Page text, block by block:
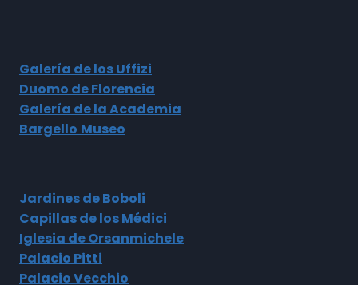
Galería de los Uffizi
Duomo de Florencia
Galería de la Academia
Bargello Museo
Jardines de Boboli
Capillas de los Médici
Iglesia de Orsanmichele
Palacio Pitti
Palacio Vecchio